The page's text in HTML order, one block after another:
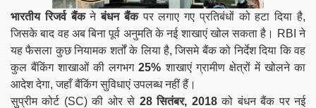
भारतीय रिजर्व बैंकनेबंधन बैंकपर लगाए गए प्रतिबंधों को हटा दिया है,
जिसके बाद वह अब बिना पूर्व अनुमति के नई शाखाएं खोल सकता है। RBI ने
यह फैसला कुछ नियामक शर्तों के लिया है, जिसमे बैंक को निर्देश दिया कि वह
कुल बैंकिंग शाखाओं की लगभग25% शाखाएं ग्रामीण क्षेत्रों में खोलने का
आदेश देगा, जहाँ बैंकिंग सुविधाएं उपलब्ध नहीं हैं।
सुप्रीम कोर्ट (SC) की ओर से 28 सितंबर, 2018को बंधन बैंक पर नई